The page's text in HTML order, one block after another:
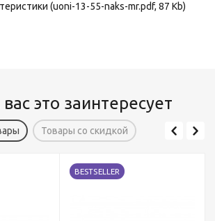
(uoni-13-55-naks-mr.pdf, 87 Kb)
это заинтересует
Товары со скидкой
BESTSELLER